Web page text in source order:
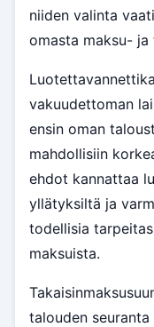
niiden valinta
omasta maksu-
vakuudettoman
ensin oman
mahdollisiin
ehdot kannattaa
yllätyksiltä ja
todellisia
maksuista.
talouden